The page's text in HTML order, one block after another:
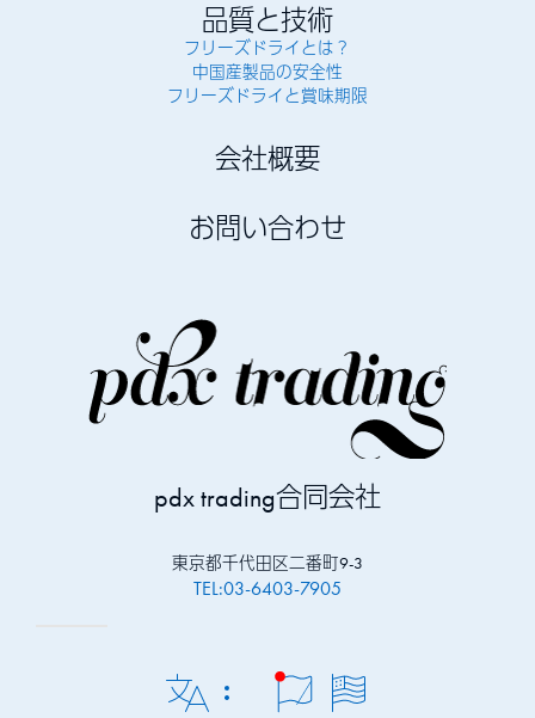
品質と技術
フリーズドライとは？
中国産製品の安全性
フリーズドライと賞味期限
会社概要
お問い合わせ
pdx trading合同会社
東京都千代田区二番町9-3
TEL:03-6403-7905